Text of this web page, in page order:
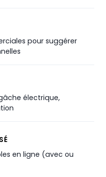
pour suggérer
électrique,
en ligne (avec ou